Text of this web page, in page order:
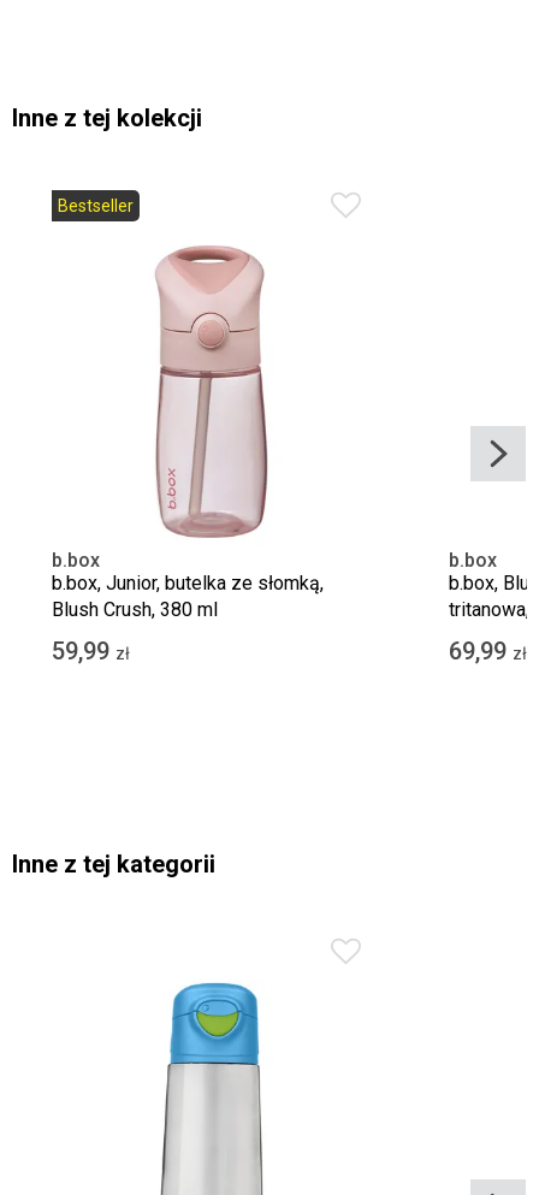
Inne z tej kolekcji
Bestseller
b.box
b.box, Junior, butelka ze słomką,
Blush Crush, 380 ml
59,99 zł
b.box
b.box,
tritanowa,
69,99 zł
Inne z tej kategorii